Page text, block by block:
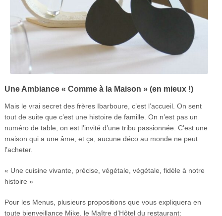
Une Ambiance « Comme à la Maison » (en mieux !)
Mais le vrai secret des frères Ibarboure, c’est l’accueil. On sent
tout de suite que c’est une histoire de famille. On n’est pas un
numéro de table, on est l’invité d’une tribu passionnée. C’est une
maison qui a une âme, et ça, aucune déco au monde ne peut
l’acheter.
« Une cuisine vivante, précise, végétale, végétale, fidèle à notre
histoire »
Pour les Menus, plusieurs propositions que vous expliquera en
toute bienveillance Mike, le Maître d’Hôtel du restaurant: